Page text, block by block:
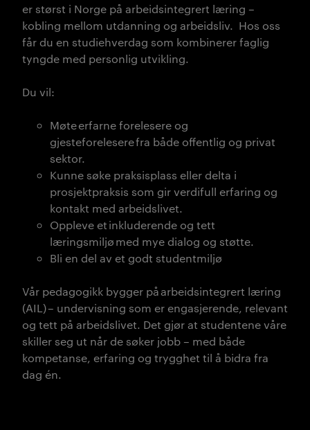
er størst i Norge på arbeidsintegrert læring –
kobling mellom utdanning og arbeidsliv. Hos oss
får du en studiehverdag som kombinerer faglig
tyngde med personlig utvikling.
Du vil:
Møte erfarne forelesere og
gjesteforelesere fra både offentlig og privat
sektor.
Kunne søke praksisplass eller delta i
prosjektpraksis som gir verdifull erfaring og
kontakt med arbeidslivet.
Oppleve et inkluderende og tett
læringsmiljø med mye dialog og støtte.
Bli en del av et godt studentmiljø
Vår pedagogikk bygger på arbeidsintegrert læring
(AIL ) – undervisning som er engasjerende, relevant
og tett på arbeidslivet. Det gjør at studentene våre
skiller seg ut når de søker jobb – med både
kompetanse, erfaring og trygghet til å bidra fra
dag én.